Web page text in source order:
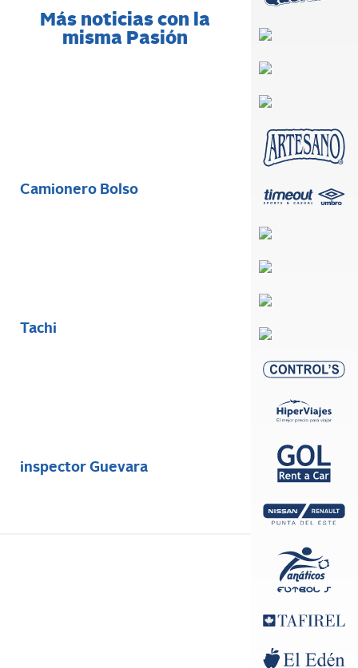
Más noticias con la
misma Pasión
Camionero Bolso
Tachi
inspector Guevara